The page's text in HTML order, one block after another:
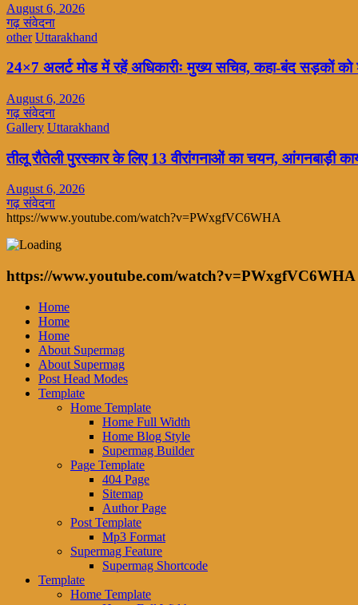
August 6, 2026
गढ़ संवेदना
other Uttarakhand
24×7 अलर्ट मोड में रहें अधिकारीः मुख्य सचिव, कहा-बंद सड़कों को
August 6, 2026
गढ़ संवेदना
Gallery Uttarakhand
तीलू रौतेली पुरस्कार के लिए 13 वीरांगनाओं का चयन, आंगनबाड़ी
August 6, 2026
गढ़ संवेदना
https://www.youtube.com/watch?v=PWxgfVC6WHA
https://www.youtube.com/watch?v=PWxgfVC6WHA
Home
Home
Home
About Supermag
About Supermag
Post Head Modes
Template
Home Template
Home Full Width
Home Blog Style
Supermag Builder
Page Template
404 Page
Sitemap
Author Page
Post Template
Mp3 Format
Supermag Feature
Supermag Shortcode
Template
Home Template